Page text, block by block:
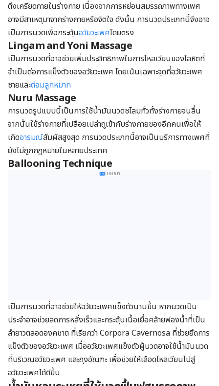
ตึงเครียดภายในร่างกาย เนื่องจากการหย่อนสมรรถภาพทางเพศ
อาจมีสาเหตุมาจากร่างกายหรือจิตใจ ดังนั้น การนวดประเภทนี้จึงอาจ
เป็นการนวดเพื่อกระตุ้นอวัยวะเพศโดยตรง
Lingam and Yoni Massage
เป็นการนวดที่อาจช่วยเพิ่มประสิทธิภาพในการไหลเวียนของโลหิตที่
จำเป็นต่อการแข็งตัวของอวัยวะเพศ โดยเน้นเฉพาะจุดที่อวัยวะเพศ
ชายและต่อมลูกหมาก
Nuru Massage
การนวดรูปแบบนี้เป็นการใช้น้ำมันนวดชโลมทั่วทั้งร่างกายจนลื่น
จากนั้นใช้ร่างกายที่เปลือยเปล่าถูเข้ากับร่างกายของอีกคนเพื่อให้
เกิดอารมณ์สัมผัสสูงสุด การนวดประเภทนี้อาจเป็นบริการทางเพศที่
ยังไม่ถูกกฎหมายในหลายประเทศ
Ballooning Technique
โฆษณา
เป็นการนวดที่อาจช่วยให้อวัยวะเพศแข็งตัวนานขึ้น หากนวดเป็น
ประจำอาจช่วยลดการหลั่งเร็วและกระตุ้นเนื้อเยื่อคล้ายฟองน้ำที่เป็น
ลำยาวตลอดองคชาต ที่เรียกว่า Corpora Cavernosa ที่ช่วยยึดการ
แข็งตัวของอวัยวะเพศ เมื่ออวัยวะเพศแข็งตัวผู้นวดอาจใช้น้ำมันนวด
ที่บริเวณอวัยวะเพศ และถุงอัณฑะ เพื่อช่วยให้เลือดไหลเวียนไปสู่
อวัยวะเพศได้ดีขึ้น